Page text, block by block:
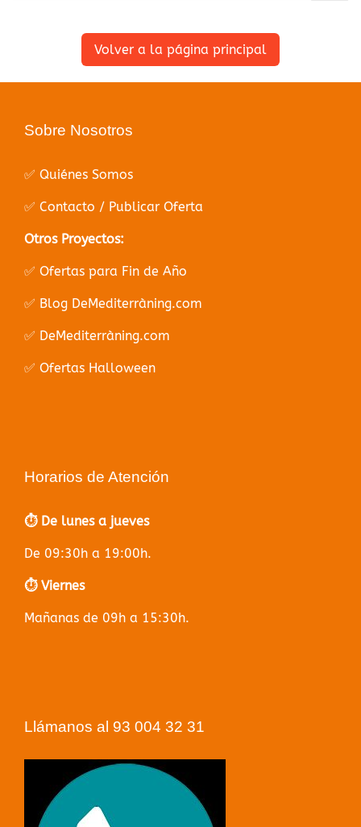
Volver a la página principal
Sobre Nosotros
✅ Quiénes Somos
✅ Contacto / Publicar Oferta
Otros Proyectos:
✅ Ofertas para Fin de Año
✅ Blog DeMediterràning.com
✅ DeMediterràning.com
✅ Ofertas Halloween
Horarios de Atención
⏱️ De lunes a jueves
De 09:30h a 19:00h.
⏱️ Viernes
Mañanas de 09h a 15:30h.
Llámanos al 93 004 32 31